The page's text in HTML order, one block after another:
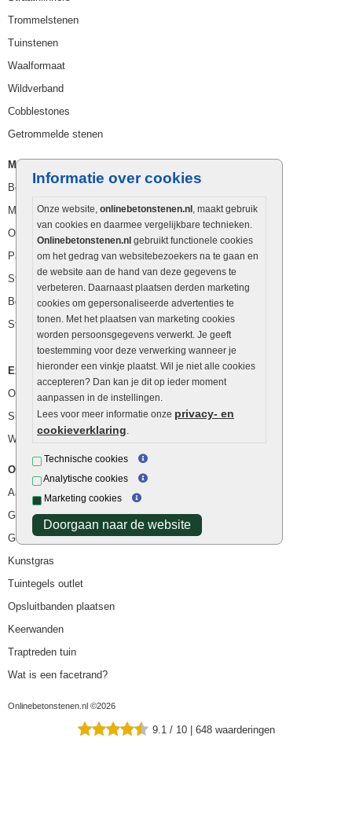
Informatie over cookies
Onze website, onlinebetonstenen.nl , maakt gebruik
van cookies en daarmee vergelijkbare technieken.
Onlinebetonstenen.nl gebruikt functionele cookies
om het gedrag van websitebezoekers na te gaan en
de website aan de hand van deze gegevens te
verbeteren. Daarnaast plaatsen derden marketing
cookies om gepersonaliseerde advertenties te
tonen. Met het plaatsen van marketing cookies
worden persoonsgegevens verwerkt. Je geeft
toestemming voor deze verwerking wanneer je
hieronder een vinkje plaatst. Wil je niet alle cookies
accepteren? Dan kan je dit op ieder moment
aanpassen in de instellingen.
Lees voor meer informatie onze privacy- en
cookieverklaring.
Technische cookies
Analytische cookies
Marketing cookies
Doorgaan naar de website
Trommelstenen
Tuinstenen
Waalformaat
Wildverband
Cobblestones
Getrommelde stenen
Muurelementen
Betonbielzen
Muurstenen
Opsluitbanden
Palissaden
Stapelblokken
Betonblokken
Stapelstenen
Extra benodigdheden
Ophoogzand
Siergrind en siersplit
Waterafvoer
Overig
Aanbiedingen
Goedkope bestrating
Goedkope tuintegels
Kunstgras
Tuintegels outlet
Opsluitbanden plaatsen
Keerwanden
Traptreden tuin
Wat is een facetrand?
Onlinebetonstenen.nl ©2026
9.1 / 10 | 648 waarderingen